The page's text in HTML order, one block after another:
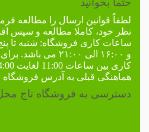
حتما بخوانید
لطفاً قوانین ارسال را مطالعه
نظر خود، کاملا مطالعه و سپس
ساعات کاری فروشگاه:
و ۱۶:۰۰ الی ۲۱:۰۰ می باشد. برای خرید حضوری در
کاری
هماهنگی قبلی به آدرس فروشگاه
دسترسی به فروشگاه تاج